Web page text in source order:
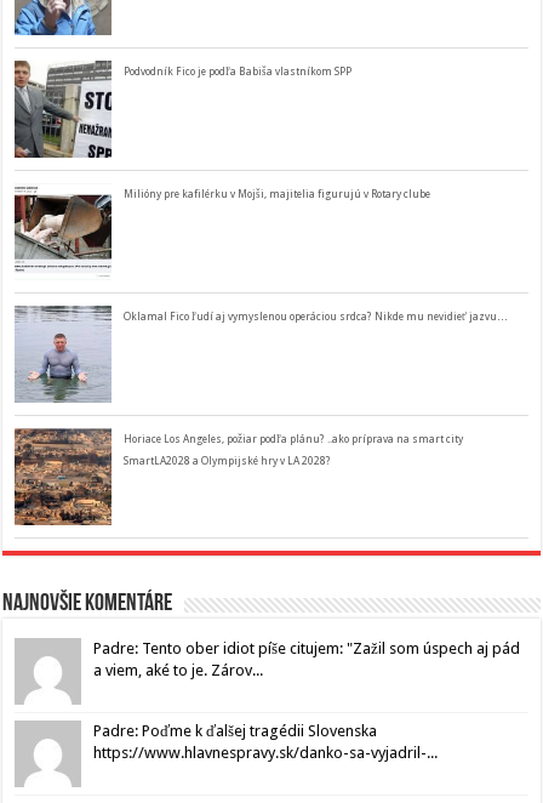
Podvodník Fico je podľa Babiša vlastníkom SPP
Milióny pre kafilérku v Mojši, majitelia figurujú v Rotary clube
Oklamal Fico ľudí aj vymyslenou operáciou srdca? Nikde mu nevidieť jazvu…
Horiace Los Angeles, požiar podľa plánu? ..ako príprava na smart city
SmartLA2028 a Olympijské hry v LA 2028?
Najnovšie komentáre
Padre: Tento ober idiot píše citujem: "Zažil som úspech aj pád
a viem, aké to je. Zárov...
Padre: Poďme k ďalšej tragédii Slovenska
https://www.hlavnespravy.sk/danko-sa-vyjadril-...